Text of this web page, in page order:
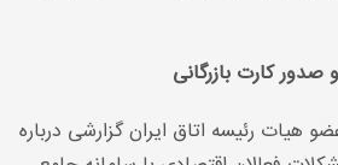
کارت بازرگانی
هیات رئیسه اتاق ایران گزارشی درباره